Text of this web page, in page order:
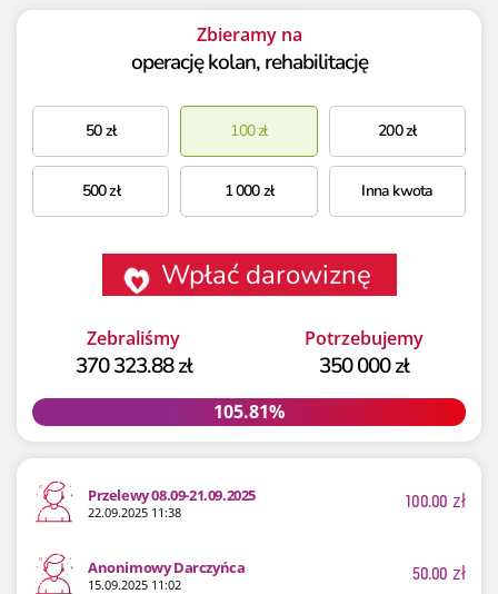
Zbieramy na
operację kolan, rehabilitację
50zł 100zł 200zł
500zł 1 000zł Inna kwota
Wpłać darowiznę
Zebraliśmy
370 323.88 zł
Potrzebujemy
350 000 zł
105.81%
105.81%
Przelewy 08.09-21.09.2025
22.09.2025 11:38 100.00 zł
Anonimowy Darczyńca
15.09.2025 11:02 50.00 zł